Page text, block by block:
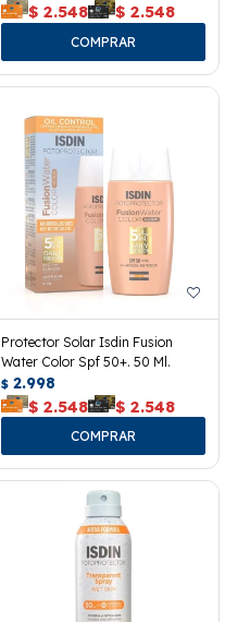
$ 2.548 $ 2.548
Protector Solar Isdin Fusion
Water Color Spf 50+. 50 Ml.
$ 2.998
$ 2.548 $ 2.548